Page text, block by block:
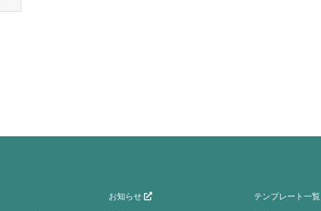
お知らせ
テンプレート一覧